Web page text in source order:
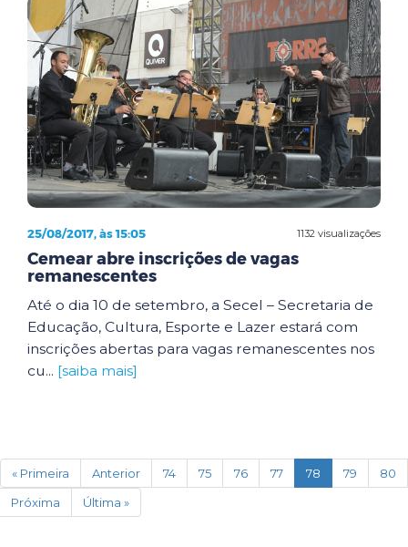
1132 visualizações
25/08/2017, às 15:05
Cemear abre inscrições de vagas
remanescentes
Até o dia 10 de setembro, a Secel – Secretaria de
Educação, Cultura, Esporte e Lazer estará com
inscrições abertas para vagas remanescentes nos
cu... [saiba mais]
« Primeira Anterior 74 75 76 77 78 (current)
79
80
Próxima
Última »